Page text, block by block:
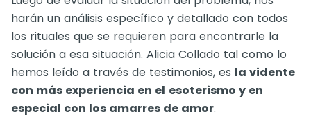
harán un análisis específico y detallado con todos
los rituales que se requieren para encontrarle la
solución a esa situación. Alicia Collado tal como lo
hemos leído a través de testimonios, es la vidente
con más experiencia en el esoterismo y en
especial con los amarres de amor.